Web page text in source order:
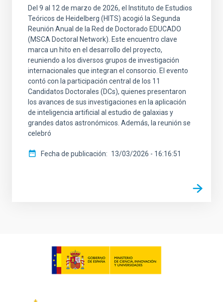
Del 9 al 12 de marzo de 2026, el Instituto de Estudios
Teóricos de Heidelberg (HITS) acogió la Segunda
Reunión Anual de la Red de Doctorado EDUCADO
(MSCA Doctoral Network). Este encuentro clave
marca un hito en el desarrollo del proyecto,
reuniendo a los diversos grupos de investigación
internacionales que integran el consorcio. El evento
contó con la participación central de los 11
Candidatos Doctorales (DCs), quienes presentaron
los avances de sus investigaciones en la aplicación
de inteligencia artificial al estudio de galaxias y
grandes datos astronómicos. Además, la reunión se
celebró
Fecha de publicación 13/03/2026 - 16:16:51